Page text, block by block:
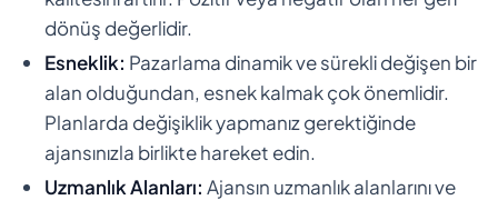
dönüş değerlidir.
Esneklik: Pazarlama dinamik ve sürekli değişen bir
alan olduğundan, esnek kalmak çok önemlidir.
Planlarda değişiklik yapmanız gerektiğinde
ajansınızla birlikte hareket edin.
Uzmanlık Alanları: Ajansın uzmanlık alanlarını ve